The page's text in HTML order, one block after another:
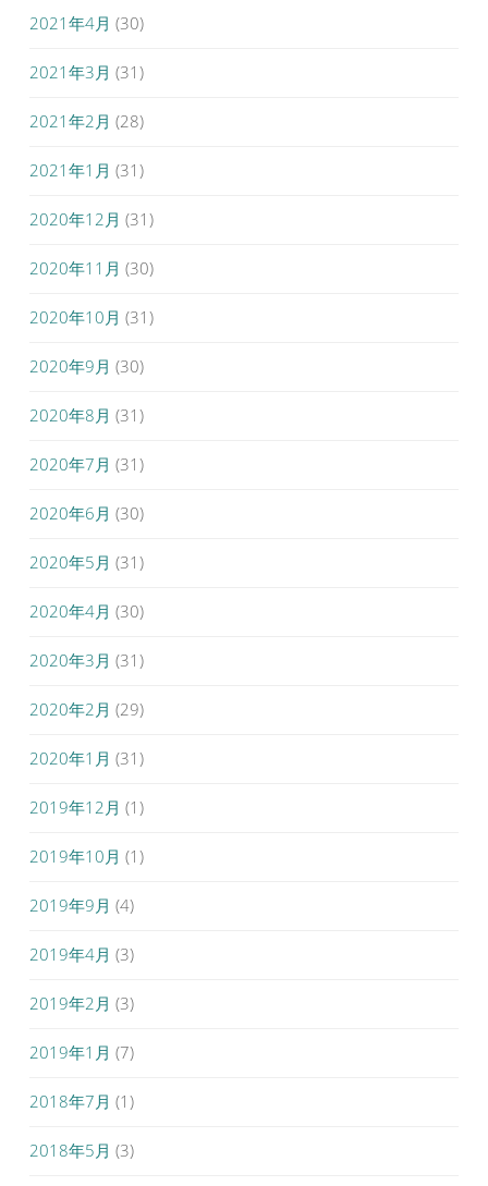
2021年4月 (30)
2021年3月 (31)
2021年2月 (28)
2021年1月 (31)
2020年12月 (31)
2020年11月 (30)
2020年10月 (31)
2020年9月 (30)
2020年8月 (31)
2020年7月 (31)
2020年6月 (30)
2020年5月 (31)
2020年4月 (30)
2020年3月 (31)
2020年2月 (29)
2020年1月 (31)
2019年12月 (1)
2019年10月 (1)
2019年9月 (4)
2019年4月 (3)
2019年2月 (3)
2019年1月 (7)
2018年7月 (1)
2018年5月 (3)